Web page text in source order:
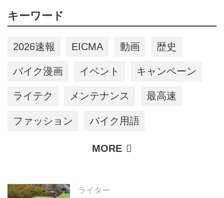
キーワード
2026速報 EICMA 動画 歴史
バイク漫画 イベント キャンペーン
ライテク メンテナンス 最高速
ファッション バイク用語
ライター